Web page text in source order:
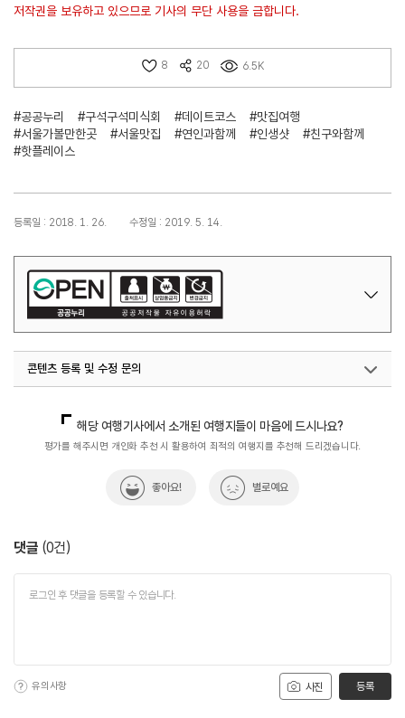
저작권을 보유하고 있으므로 기사의 무단 사용을 금합니다.
8 20 6.5K
#공공누리 #구석구석미식회 #데이트코스
#맛집여행
#서울가볼만한곳
#서울맛집 #연인과함께 #인생샷
#친구와함께
#핫플레이스
등록일 : 2018. 1. 26. 수정일 : 2019. 5. 14.
콘텐츠 등록 및 수정 문의
해당 여행기사에서 소개된 여행지들이 마음에 드시나요?
평가를 해주시면 개인화 추천 시 활용하여 최적의 여행지를 추천해 드리겠습니다.
좋아요! 별로예요
댓글 (0건)
사진
유의사항 등록